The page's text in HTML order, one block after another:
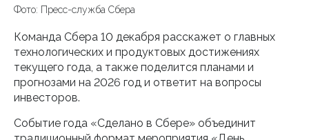
Фото: Пресс-служба Сбера
Команда Сбера 10 декабря расскажет о главных
технологических и продуктовых достижениях
текущего года, а также поделится планами и
прогнозами на 2026 год и ответит на вопросы
инвесторов.
Событие года «Сделано в Сбере» объединит